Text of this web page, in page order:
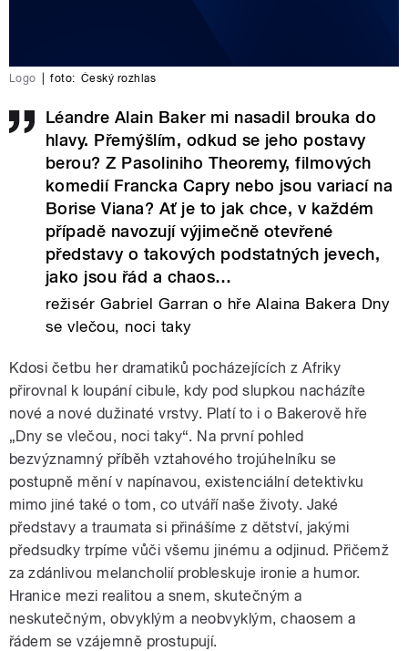
Logo foto: Český rozhlas
Léandre Alain Baker mi nasadil brouka do
hlavy. Přemýšlím, odkud se jeho postavy
berou? Z Pasoliniho Theoremy, filmových
komedií Francka Capry nebo jsou variací na
Borise Viana? Ať je to jak chce, v každém
případě navozují výjimečně otevřené
představy o takových podstatných jevech,
jako jsou řád a chaos…
režisér Gabriel Garran o hře Alaina Bakera Dny
se vlečou, noci taky
Kdosi četbu her dramatiků pocházejících z Afriky
přirovnal k loupání cibule, kdy pod slupkou nacházíte
nové a nové dužinaté vrstvy. Platí to i o Bakerově hře
„Dny se vlečou, noci taky“. Na první pohled
bezvýznamný příběh vztahového trojúhelníku se
postupně mění v napínavou, existenciální detektivku
mimo jiné také o tom, co utváří naše životy. Jaké
představy a traumata si přinášíme z dětství, jakými
předsudky trpíme vůči všemu jinému a odjinud. Přičemž
za zdánlivou melancholií probleskuje ironie a humor.
Hranice mezi realitou a snem, skutečným a
neskutečným, obvyklým a neobvyklým, chaosem a
řádem se vzájemně prostupují.